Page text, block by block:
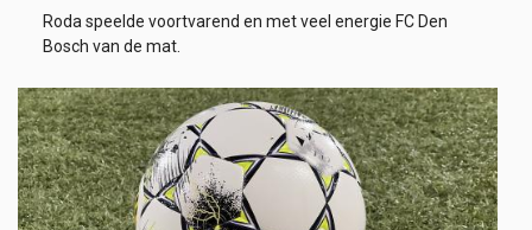
Roda speelde voortvarend en met veel energie FC Den
Bosch van de mat.